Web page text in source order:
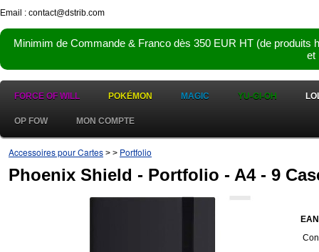
Email : contact@dstrib.com
Minimim de Commande & Franco dès 350 EUR HT (de
et
FORCE OF WILL POKÉMON MAGIC YU-GI-OH
OP FOW MON COMPTE
Accessoires pour Cartes > > Portfolio
Phoenix Shield - Portfolio - A4 - 9